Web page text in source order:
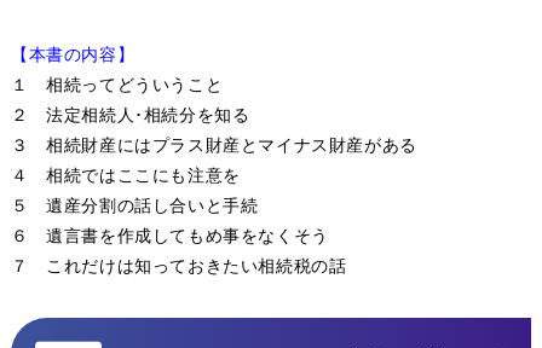
【本書の内容】
１ 相続ってどういうこと
２ 法定相続人･相続分を知る
３ 相続財産にはプラス財産とマイナス財産がある
４ 相続ではここにも注意を
５ 遺産分割の話し合いと手続
６ 遺言書を作成してもめ事をなくそう
７ これだけは知っておきたい相続税の話